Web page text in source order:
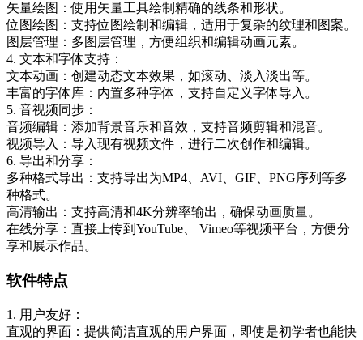
矢量绘图：使用矢量工具绘制精确的线条和形状。
位图绘图：支持位图绘制和编辑，适用于复杂的纹理和图案。
图层管理：多图层管理，方便组织和编辑动画元素。
4. 文本和字体支持：
文本动画：创建动态文本效果，如滚动、淡入淡出等。
丰富的字体库：内置多种字体，支持自定义字体导入。
5. 音视频同步：
音频编辑：添加背景音乐和音效，支持音频剪辑和混音。
视频导入：导入现有视频文件，进行二次创作和编辑。
6. 导出和分享：
多种格式导出：支持导出为MP4、AVI、GIF、PNG序列等多
种格式。
高清输出：支持高清和4K分辨率输出，确保动画质量。
在线分享：直接上传到YouTube、 Vimeo等视频平台，方便分
享和展示作品。
软件特点
1. 用户友好：
直观的界面：提供简洁直观的用户界面，即使是初学者也能快